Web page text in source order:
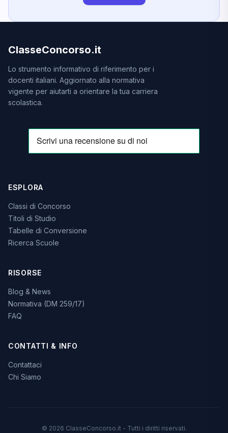
ClasseConcorso.it
Lo strumento informativo di riferimento per i
docenti italiani. Aggiornato alla normativa
vigente per aiutarti a orientare la tua carriera
scolastica.
ESPLORA
Classi di Concorso
Titoli di Studio
Tabelle di Conversione
Ricerca Scuole
RISORSE
Blog & News
Normativa (DM 259/17)
FAQ
CONTATTI & INFO
Contattaci
Chi Siamo
© 2026 ClasseConcorso.it - Tutti i diritti riservati.